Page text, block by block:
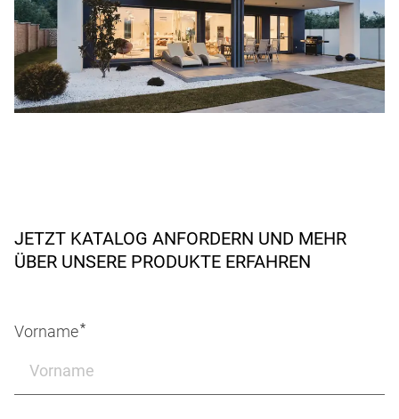
JETZT KATALOG ANFORDERN UND MEHR
ÜBER UNSERE PRODUKTE ERFAHREN